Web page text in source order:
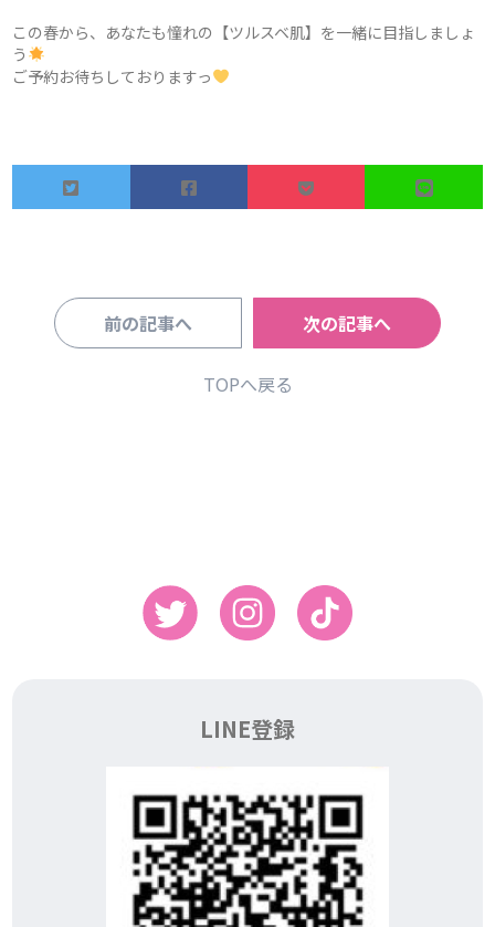
この春から、あなたも憧れの【ツルスベ肌】を一緒に目指しましょ
う
ご予約お待ちしておりますっ
前の記事へ 次の記事へ
TOPへ戻る
LINE登録